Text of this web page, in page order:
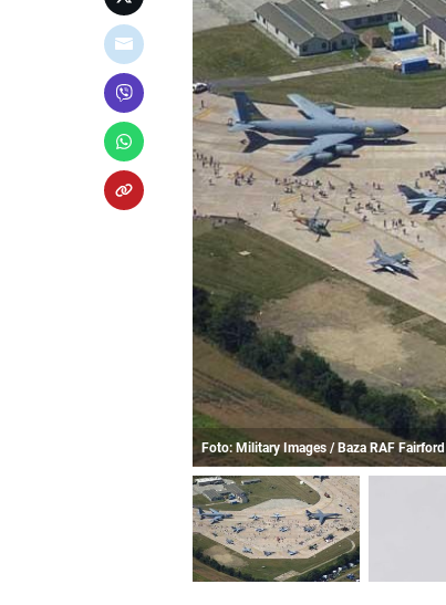
Foto: Military Images / Baza RAF Fairford